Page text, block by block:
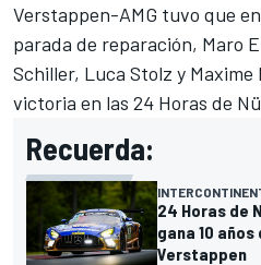
Verstappen-AMG tuvo que
parada de reparación, Maro
Schiller, Luca Stolz y Maxime
victoria en las 24 Horas de
Recuerda:
24 Horas de
gana 10
Verstappen